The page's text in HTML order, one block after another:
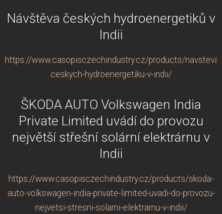
Návštěva českých hydroenergetiků v
Indii
https://www.casopisczechindustry.cz/products/navsteva-
ceskych-hydroenergetiku-v-indii/
ŠKODA AUTO Volkswagen India
Private Limited uvádí do provozu
největší střešní solární elektrárnu v
Indii
https://www.casopisczechindustry.cz/products/skoda-
auto-volkswagen-india-private-limited-uvadi-do-provozu-
nejvetsi-stresni-solarni-elektrarnu-v-indii/